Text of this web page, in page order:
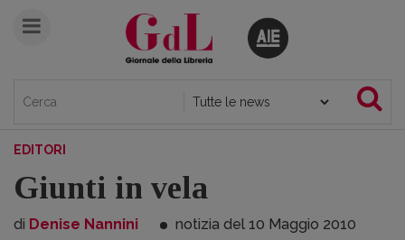
EDITORI
Giunti in vela
di Denise Nannini notizia del 10 Maggio 2010